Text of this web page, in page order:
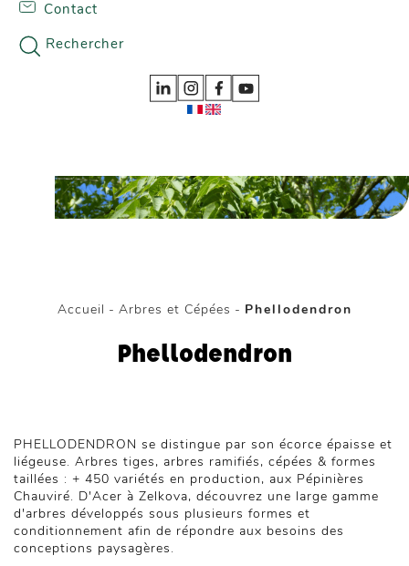
Skip to content
Contact
Rechercher
Accueil - Arbres et Cépées - Phellodendron
Phellodendron
PHELLODENDRON se distingue par son écorce épaisse et
liégeuse. Arbres tiges, arbres ramifiés, cépées & formes
taillées : + 450 variétés en production, aux Pépinières
Chauviré. D'Acer à Zelkova, découvrez une large gamme
d'arbres développés sous plusieurs formes et
conditionnement afin de répondre aux besoins des
conceptions paysagères.